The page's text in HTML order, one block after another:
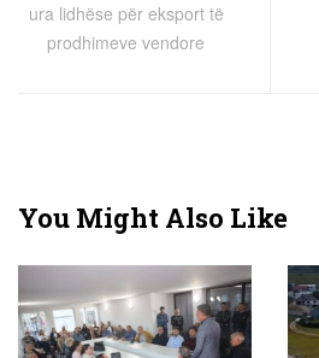
ura lidhëse për eksport të
prodhimeve vendore
You Might Also Like